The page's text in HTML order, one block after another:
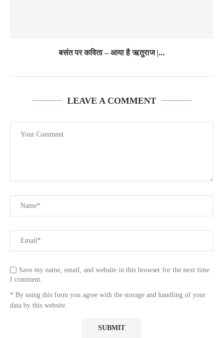
बसंत पर कविता – आया है ऋतुराज |...
LEAVE A COMMENT
Save my name, email, and website in this browser for the next time
I comment.
* By using this form you agree with the storage and handling of your
data by this website.